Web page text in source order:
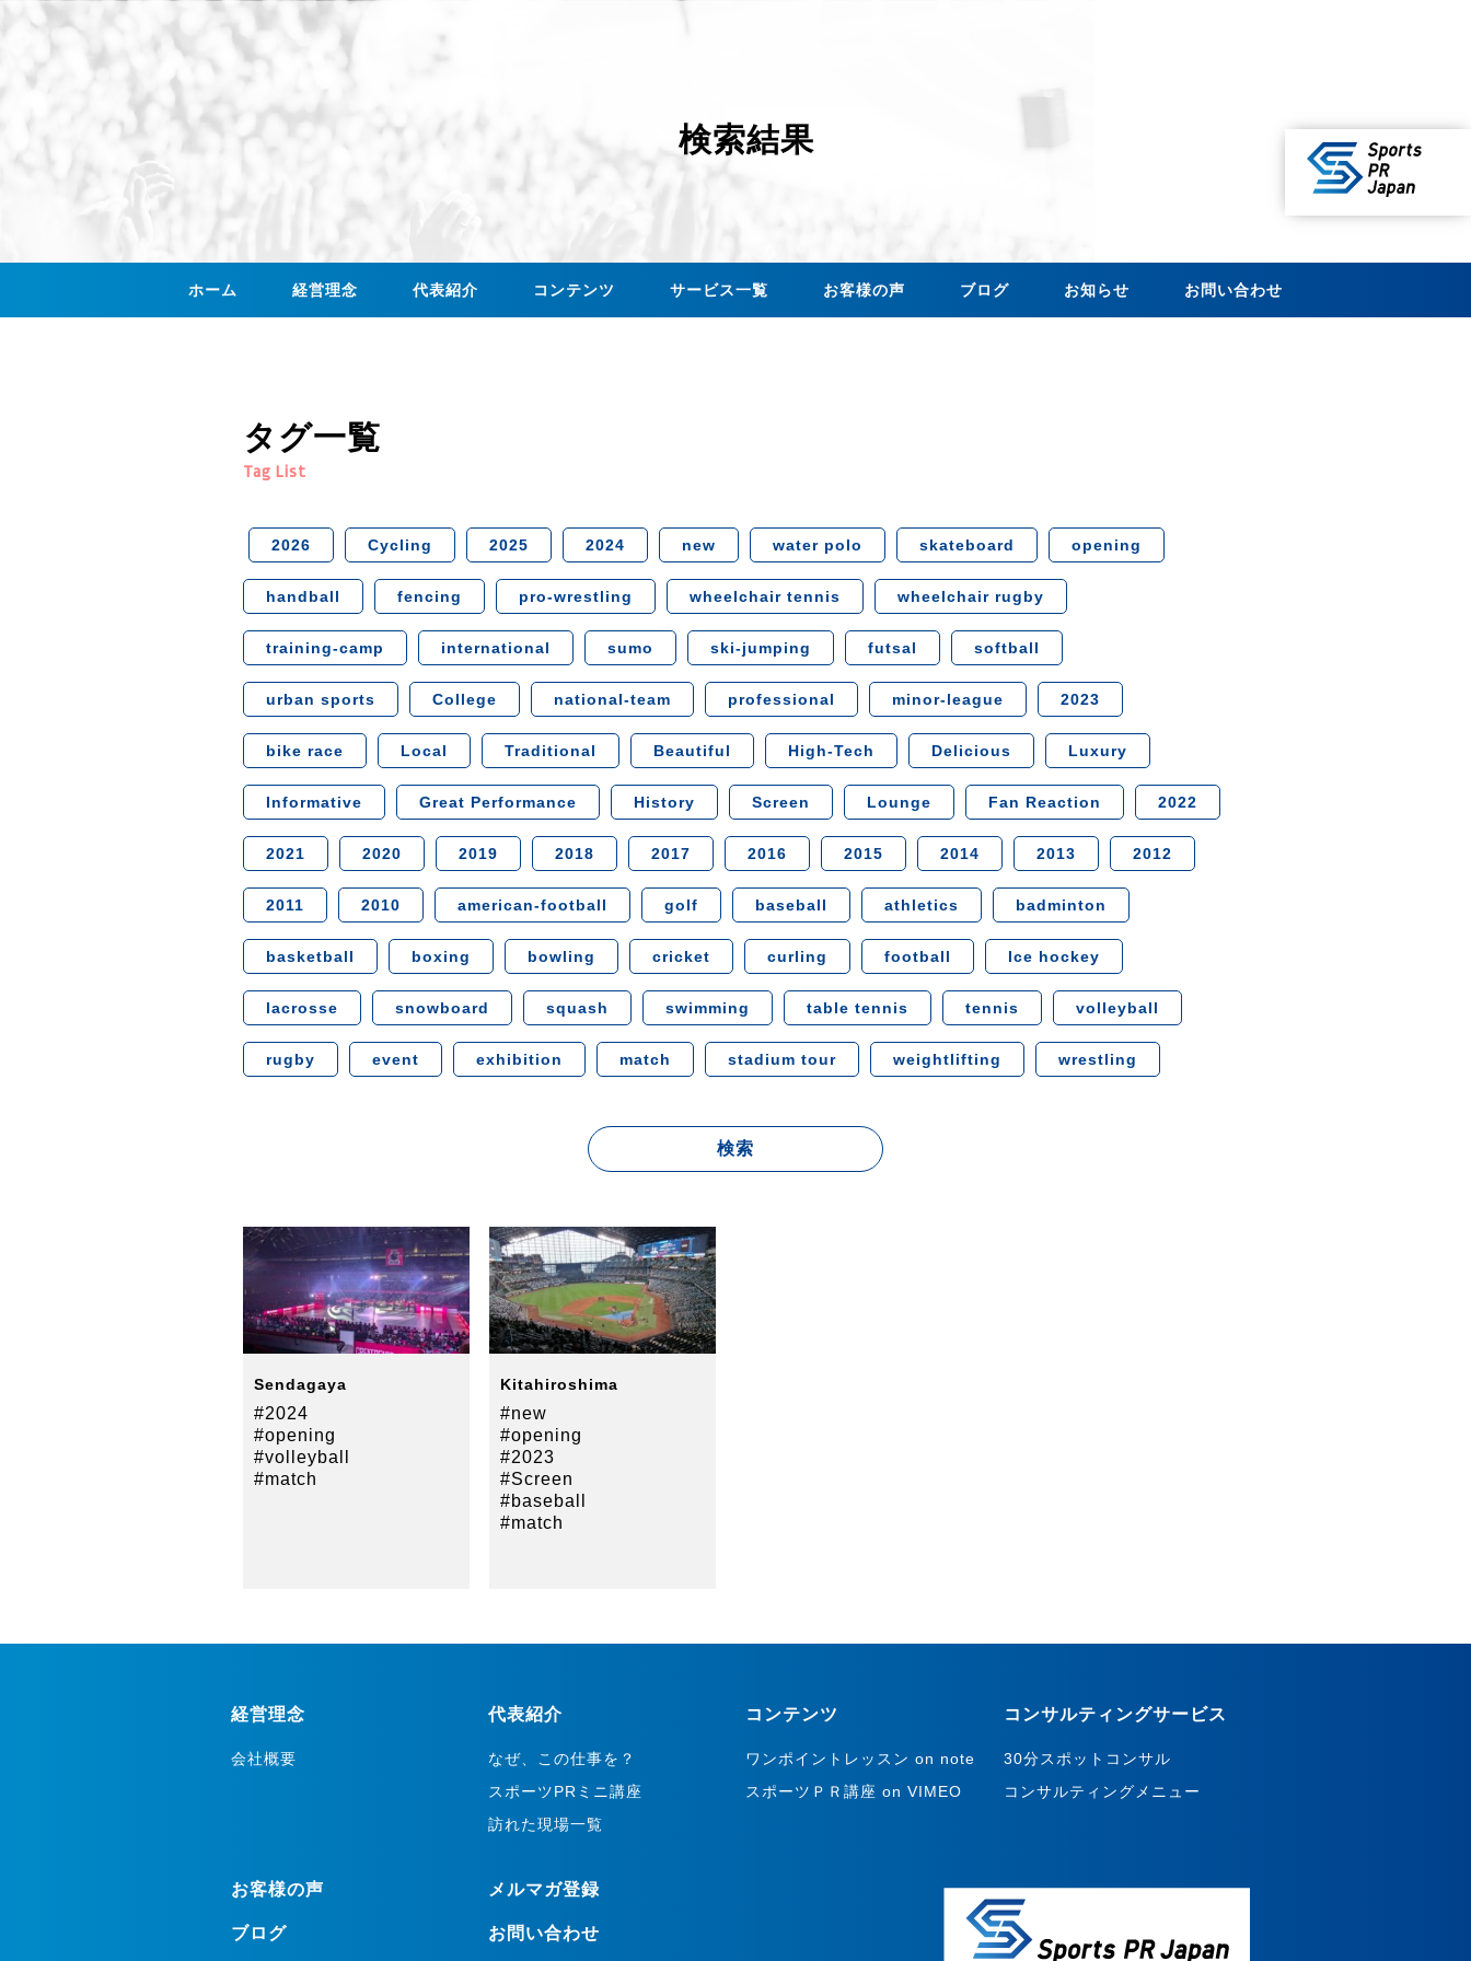
検索結果
ホーム 経営理念 代表紹介 コンテンツ サービス一覧 お客様の声 ブログ お知らせ お問い合わせ
タグ一覧
Tag List
検
索:
2026 Cycling 2025 2024 new water polo skateboard opening
handball fencing pro-wrestling wheelchair tennis wheelchair rugby
training-camp international sumo ski-jumping futsal softball
urban sports College national-team professional minor-league 2023
bike race Local Traditional Beautiful High-Tech Delicious Luxury
Informative Great Performance History Screen Lounge Fan Reaction 2022
2021 2020 2019 2018 2017 2016 2015 2014 2013 2012
2011 2010 american-football golf baseball athletics badminton
basketball boxing bowling cricket curling football Ice hockey
lacrosse snowboard squash swimming table tennis tennis volleyball
rugby event exhibition match stadium tour weightlifting wrestling
Sendagaya
#2024
#opening
#volleyball
#match
Kitahiroshima
#new
#opening
#2023
#Screen
#baseball
#match
経営理念
会社概要
代表紹介
なぜ、この仕事を？
スポーツPRミニ講座
訪れた現場一覧
コンテンツ
ワンポイントレッスン on note
スポーツＰＲ講座 on VIMEO
コンサルティングサービス
30分スポットコンサル
コンサルティングメニュー
お客様の声
ブログ
メルマガ登録
お問い合わせ